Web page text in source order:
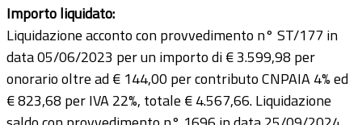
Importo liquidato:
Liquidazione acconto con provvedimento n° ST/177 in
data 05/06/2023 per un importo di € 3.599,98 per
onorario oltre ad € 144,00 per contributo CNPAIA 4% ed
€ 823,68 per IVA 22%, totale € 4.567,66. Liquidazione